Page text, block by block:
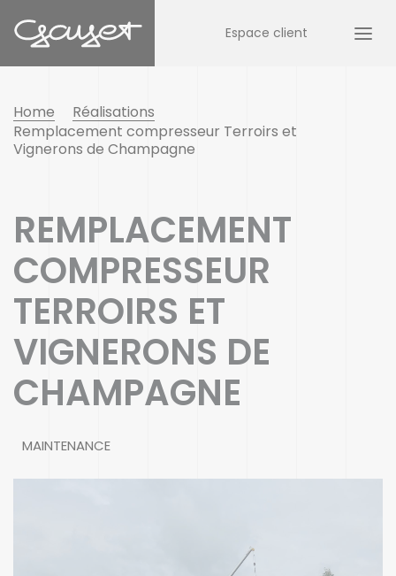
Espace client
Home
Réalisations
Remplacement compresseur Terroirs et
Vignerons de Champagne
REMPLACEMENT
COMPRESSEUR
TERROIRS ET
VIGNERONS DE
CHAMPAGNE
MAINTENANCE